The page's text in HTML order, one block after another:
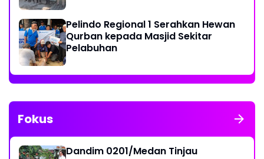
Pelindo Regional 1 Serahkan Hewan
Qurban kepada Masjid Sekitar
Pelabuhan
Fokus
Dandim 0201/Medan Tinjau